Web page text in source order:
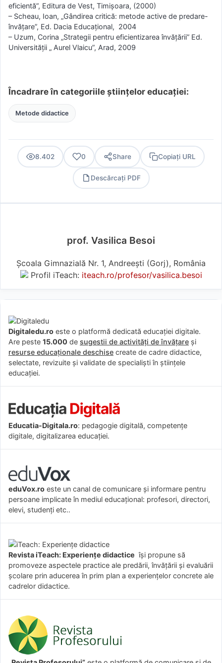
eficientă”, Editura de Vest, Timişoara, (2000)
– Scheau, Ioan, „Gândirea critică: metode active de predare-
învăţare”, Ed. Dacia Educaţional, 2004
– Uzum, Corina „Strategii pentru eficientizarea învăţării” Ed.
Universităţii „ Aurel Vlaicu”, Arad, 2009
Încadrare în categoriile științelor educației:
Metode didactice
8.402 0 Share Copiați URL
Descărcați PDF
prof. Vasilica Besoi
Școala Gimnazială Nr. 1, Andreești (Gorj), România
Profil iTeach: iteach.ro/profesor/vasilica.besoi
Digitaledu.ro este o platformă dedicată educației digitale.
Are peste 15.000 de sugestii de activități de învățare și
resurse educaționale deschise create de cadre didactice,
selectate, revizuite și validate de specialiști în științele
educației.
Educatia-Digitala.ro: pedagogie digitală, competențe
digitale, digitalizarea educației.
eduVox.ro este un canal de comunicare și informare pentru
persoane implicate în mediul educațional: profesori, directori,
elevi, studenți etc..
Revista iTeach: Experienţe didactice îşi propune să
promoveze aspectele practice ale predării, învăţării şi evaluării
şcolare prin aducerea în prim plan a experienţelor concrete ale
cadrelor didactice.